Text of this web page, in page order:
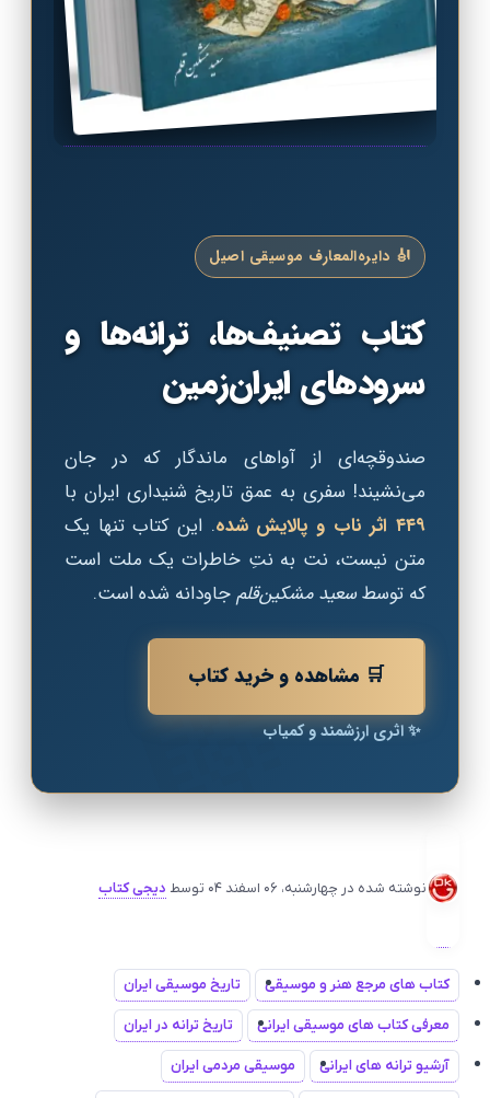
🎼
🎻 دایره‌المعارف موسیقی اصیل
کتاب تصنیف‌ها، ترانه‌ها و
سرودهای ایران‌زمین
صندوقچه‌ای از آواهای ماندگار که در جان
می‌نشیند! سفری به عمق تاریخ شنیداری ایران با
۴۴۹ اثر ناب و پالایش شده
. این کتاب تنها یک
متن نیست، نت به نتِ خاطرات یک ملت است
که توسطسعید مشکین‌قلمجاودانه شده است.
🛒 مشاهده و خرید کتاب
✨ اثری ارزشمند و کمیاب
نوشته شده در چهارشنبه، 06 اسفند 04 توسط دیجی کتاب
کتاب های مرجع هنر و موسیقی تاریخ موسیقی ایران
معرفی کتاب های موسیقی ایرانی تاریخ ترانه در ایران
آرشیو ترانه های ایرانی موسیقی مردمی ایران